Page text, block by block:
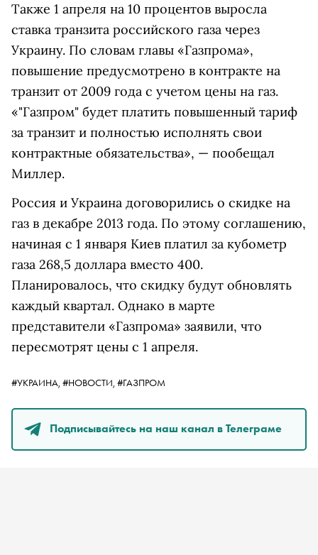
Также 1 апреля на 10 процентов выросла
ставка транзита российского газа через
Украину. По словам главы «Газпрома»,
повышение предусмотрено в контракте на
транзит от 2009 года с учетом цены на газ.
«"Газпром" будет платить повышенный тариф
за транзит и полностью исполнять свои
контрактные обязательства», — пообещал
Миллер.
Россия и Украина договорились о скидке на
газ в декабре 2013 года. По этому соглашению,
начиная с 1 января Киев платил за кубометр
газа 268,5 доллара вместо 400.
Планировалось, что скидку будут обновлять
каждый квартал. Однако в марте
представители «Газпрома» заявили, что
пересмотрят цены с 1 апреля.
#УКРАИНА, #НОВОСТИ, #ГАЗПРОМ
Подписывайтесь на наш канал в Телеграме